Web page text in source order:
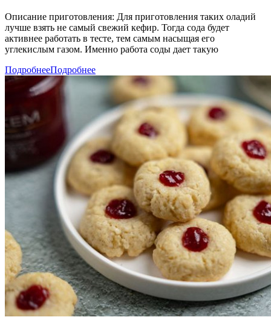
Описание приготовления: Для приготовления таких оладий
лучше взять не самый свежий кефир. Тогда сода будет
активнее работать в тесте, тем самым насыщая его
углекислым газом. Именно работа соды дает такую
ПодробнееПодробнее